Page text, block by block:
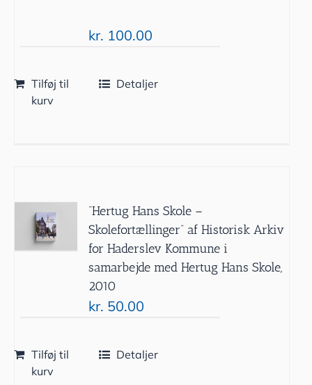
kr. 100.00
Tilføj til
kurv
Detaljer
”Hertug Hans Skole –
Skolefortællinger” af Historisk Arkiv
for Haderslev Kommune i
samarbejde med Hertug Hans Skole,
2010
kr. 50.00
Tilføj til
kurv
Detaljer